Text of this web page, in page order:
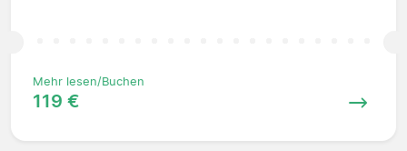
Mehr lesen/Buchen
119 €